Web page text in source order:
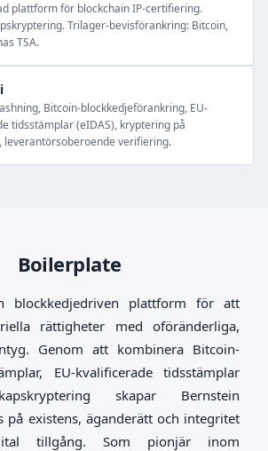
plattform för blockchain IP-certifiering.
Trilager-bevisförankring: Bitcoin,
TSA.
Bitcoin-blockkedjeförankring, EU-
tidsstämplar (eIDAS), kryptering på
leverantörsoberoende verifiering.
Boilerplate
blockkedjedriven plattform för att
rättigheter med oföränderliga,
Genom att kombinera Bitcoin-
EU-kvalificerade tidsstämplar
skapar Bernstein
på existens, äganderätt och integritet
tillgång. Som pionjär inom